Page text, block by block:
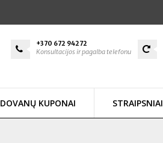
+370 672 94272
Konsultacijos ir pagalba telefonu
DOVANŲ KUPONAI STRAIPSNIAI